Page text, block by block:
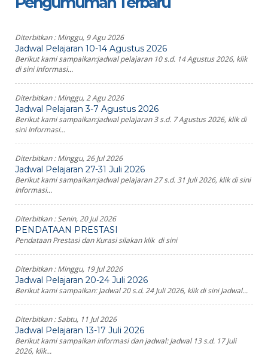
Diterbitkan :Minggu, 9 Agu 2026
Jadwal Pelajaran 10-14 Agustus 2026
Berikut kami sampaikan:jadwal pelajaran 10 s.d. 14 Agustus 2026, klik
di sini Informasi...
Diterbitkan :Minggu, 2 Agu 2026
Jadwal Pelajaran 3-7 Agustus 2026
Berikut kami sampaikan:jadwal pelajaran 3 s.d. 7 Agustus 2026, klik di
sini Informasi...
Diterbitkan :Minggu, 26 Jul 2026
Jadwal Pelajaran 27-31 Juli 2026
Berikut kami sampaikan:jadwal pelajaran 27 s.d. 31 Juli 2026, klik di sini
Informasi...
Diterbitkan :Senin, 20 Jul 2026
PENDATAAN PRESTASI
Pendataan Prestasi dan Kurasi silakan klik di sini
Diterbitkan :Minggu, 19 Jul 2026
Jadwal Pelajaran 20-24 Juli 2026
Berikut kami sampaikan: Jadwal 20 s.d. 24 Juli 2026, klik di sini Jadwal...
Diterbitkan :Sabtu, 11 Jul 2026
Jadwal Pelajaran 13-17 Juli 2026
Berikut kami sampaikan informasi dan jadwal: Jadwal 13 s.d. 17 Juli
2026, klik...